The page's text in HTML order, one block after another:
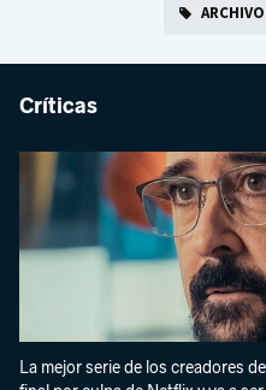
Críticas
La mejor serie de los creadores